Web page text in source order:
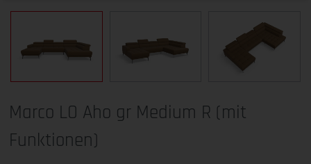
Marco LO Aho gr Medium R (mit
Funktionen)